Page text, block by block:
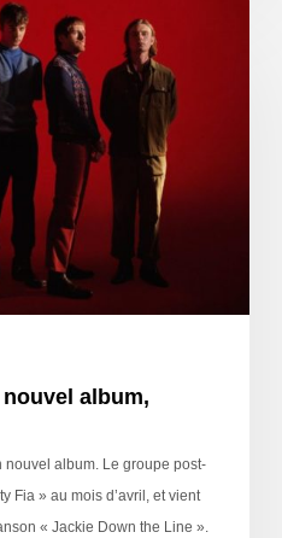
nouvel album,
nouvel album. Le groupe post-
Fia » au mois d’avril, et vient
« Jackie Down the Line ».